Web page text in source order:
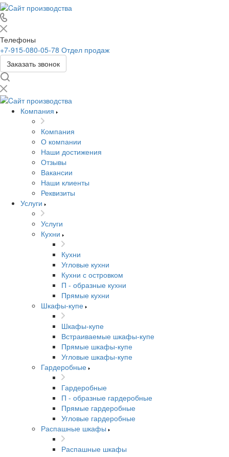
Телефоны
+7-915-080-05-78 Отдел продаж
Заказать звонок
Компания
Компания
О компании
Наши достижения
Отзывы
Вакансии
Наши клиенты
Реквизиты
Услуги
Услуги
Кухни
Кухни
Угловые кухни
Кухни с островком
П - образные кухни
Прямые кухни
Шкафы-купе
Шкафы-купе
Встраиваемые шкафы-купе
Прямые шкафы-купе
Угловые шкафы-купе
Гардеробные
Гардеробные
П - образные гардеробные
Прямые гардеробные
Угловые гардеробные
Распашные шкафы
Распашные шкафы